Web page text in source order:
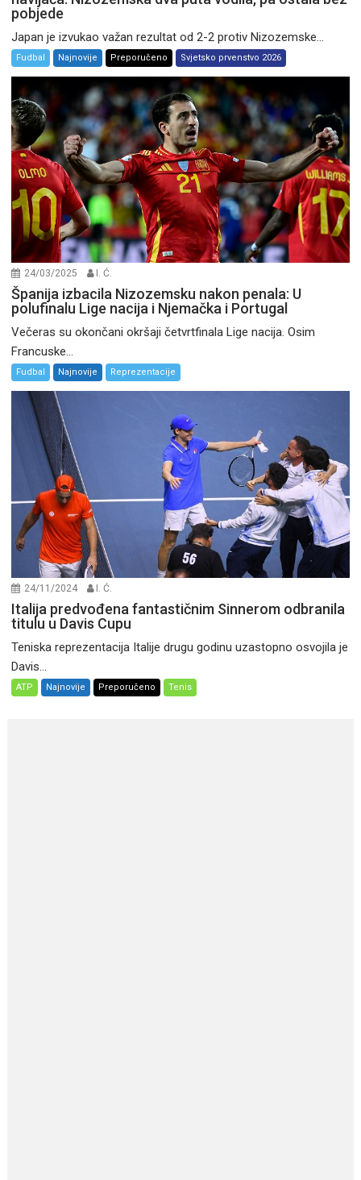
pobjede
Japan je izvukao važan rezultat od 2-2 protiv Nizozemske...
Fudbal Najnovije Preporučeno Svjetsko prvenstvo 2026
24/03/2025 I. Ć.
Španija izbacila Nizozemsku nakon penala: U
polufinalu Lige nacija i Njemačka i Portugal
Večeras su okončani okršaji četvrtfinala Lige nacija. Osim
Francuske...
Fudbal Najnovije Reprezentacije
24/11/2024 I. Ć.
Italija predvođena fantastičnim Sinnerom odbranila
titulu u Davis Cupu
Teniska reprezentacija Italije drugu godinu uzastopno osvojila je
Davis...
ATP Najnovije Preporučeno Tenis